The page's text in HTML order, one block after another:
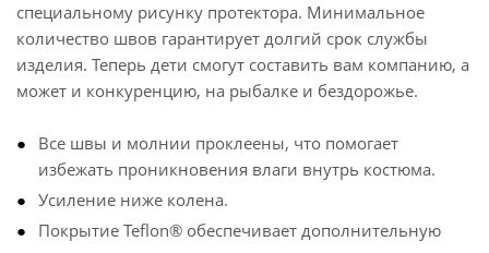
специальному рисунку протектора. Минимальное
количество швов гарантирует долгий срок службы
изделия. Теперь дети смогут составить вам компанию, а
может и конкуренцию, на рыбалке и бездорожье.
Все швы и молнии проклеены, что помогает
избежать проникновения влаги внутрь костюма.
Усиление ниже колена.
Покрытие Teflon® обеспечивает дополнительную